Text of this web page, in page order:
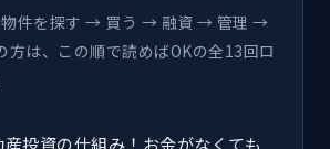
件を探す → 買う → 融資 → 管理 →
方は、この順で読めばOKの全13回ロ
投資の仕組み！お金がなくても